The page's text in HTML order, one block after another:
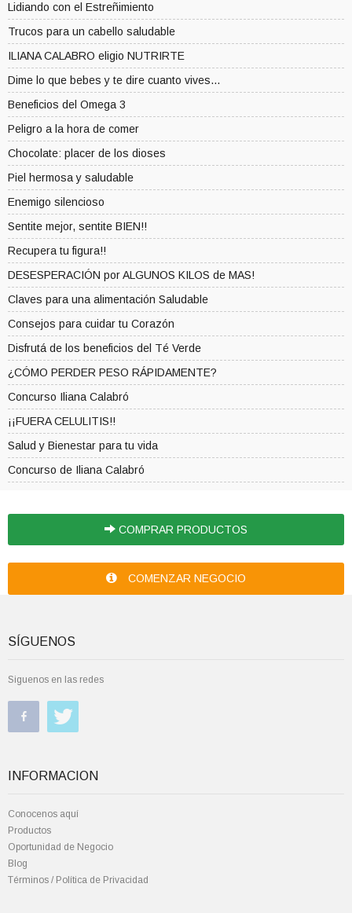
Lidiando con el Estreñimiento
Trucos para un cabello saludable
ILIANA CALABRO eligio NUTRIRTE
Dime lo que bebes y te dire cuanto vives...
Beneficios del Omega 3
Peligro a la hora de comer
Chocolate: placer de los dioses
Piel hermosa y saludable
Enemigo silencioso
Sentite mejor, sentite BIEN!!
Recupera tu figura!!
DESESPERACIÓN por ALGUNOS KILOS de MAS!
Claves para una alimentación Saludable
Consejos para cuidar tu Corazón
Disfrutá de los beneficios del Té Verde
¿CÓMO PERDER PESO RÁPIDAMENTE?
Concurso Iliana Calabró
¡¡FUERA CELULITIS!!
Salud y Bienestar para tu vida
Concurso de Iliana Calabró
COMPRAR PRODUCTOS
COMENZAR NEGOCIO
SÍGUENOS
Siguenos en las redes
INFORMACION
Conocenos aquí
Productos
Oportunidad de Negocio
Blog
Términos / Política de Privacidad